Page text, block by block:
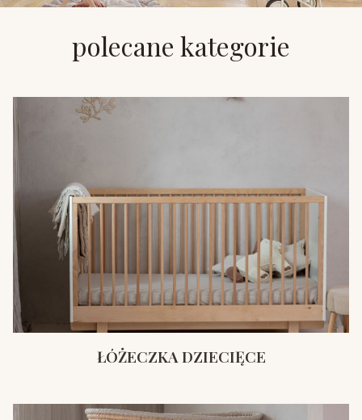
polecane kategorie
ŁÓŻECZKA DZIECIĘCE